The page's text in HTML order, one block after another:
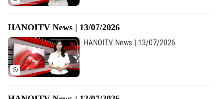
HANOITV News | 13/07/2026
HANOITV News | 13/07/2026